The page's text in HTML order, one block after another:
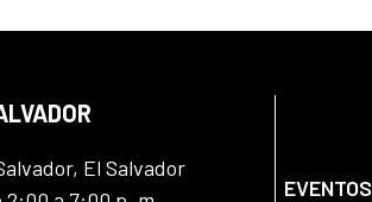
El Salvador
EVENTOS